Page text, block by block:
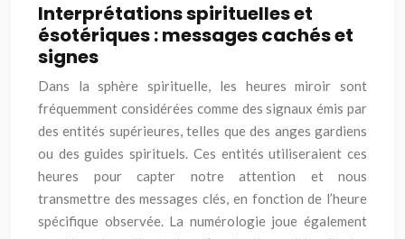
Interprétations spirituelles et
ésotériques : messages cachés et
signes
Dans la sphère spirituelle, les heures miroir sont
fréquemment considérées comme des signaux émis par
des entités supérieures, telles que des anges gardiens
ou des guides spirituels. Ces entités utiliseraient ces
heures pour capter notre attention et nous
transmettre des messages clés, en fonction de l’heure
spécifique observée. La numérologie joue également